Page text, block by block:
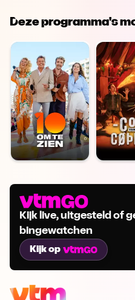
Deze programma's
Kijk live, uitgesteld of
bingewatchen
Kijk op